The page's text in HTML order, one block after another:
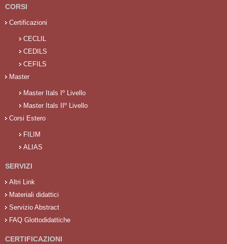
CORSI
Certificazioni
CECLIL
CEDILS
CEFILS
Master
Master Itals Iº Livello
Master Itals IIº Livello
Corsi Estero
FILIM
ALIAS
SERVIZI
Altri Link
Materiali didattici
Servizio Abstract
FAQ Glottodidattiche
CERTIFICAZIONI